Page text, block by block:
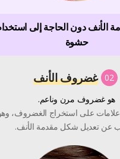
الأنف دون الحاجة إلى
حشوة
02 غضروف الأنف
هو غضروف مرن وناعم.
علامات على استخراج الغضروف،
عن تعديل شكل مقدمة الأنف.